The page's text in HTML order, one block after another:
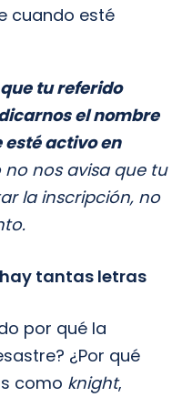
cuando esté
tu referido
el nombre
activo en
no nos avisa que tu
la inscripción, no
hay tantas letras
por qué la
¿Por qué
como knight,